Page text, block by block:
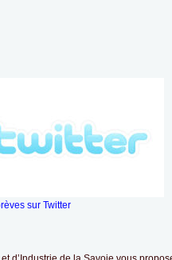
sur Twitter